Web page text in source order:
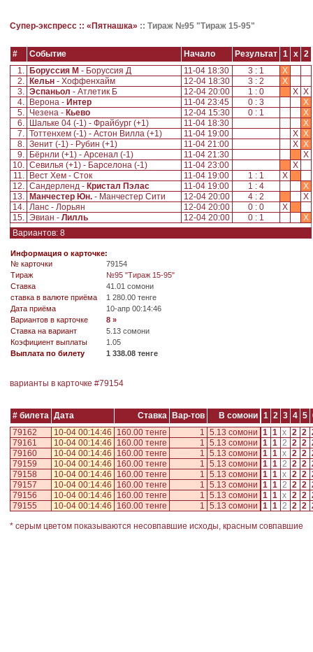
Супер-экспресс :: «Пятнашка» :: Тираж №95 "Тираж 15-95"
# Событие Начало Результат 1 x
2
1.
Боруссия М - Боруссия Д 11-04 18:30 3 : 1
X
2.
Кельн - Хоффенхайм 12-04 18:30 3 : 2
X
3. Эспаньол - Атлетик Б 12-04 20:00 1 : 0 X X
4.
Верона - Интер 11-04 23:45 0 : 3
X
5. Чезена - Кьево 12-04 15:30 0 : 1
X
6.
Шальке 04 (-1) - Фрайбург (+1) 11-04 18:30
X
7. Тоттенхем (-1) - Астон Вилла (+1) 11-04 19:00 X X
8. Зенит (-1) - Рубин (+1) 11-04 21:00 X X
9.
Бёрнли (+1) - Арсенал (-1) 11-04 21:30
X
10. Севилья (+1) - Барселона (-1) 11-04 23:00
X
11.
Вест Хем - Сток 11-04 19:00 1 : 1
X
12. Сандерленд - Кристал Пэлас 11-04 19:00 1 : 4
X
13.
Манчестер Юн. - Манчестер Сити 12-04 20:00 4 : 2
X
14. Ланс - Лорьян 12-04 20:00 0 : 0
X
15. Эвиан - Лилль 12-04 20:00 0 : 1
X
Вариантов: 8
Информация о карточке:
№ карточки
79154
Tираж
№95 "Тираж 15-95"
Ставка
41.01 сомони
ставка в валюте приёма
1 280.00 тенге
Дата приёма
10-апр 00:14:46
Вариантов в карточке
8 »
Ставка на вариант
5.13 сомони
Коэфициент выплаты
1.05
Выплата по билету
1 338.08 тенге
варианты в карточке #79154
# билета Дата Ставка Вар-тов В сомони 1 2 3 4 5
79162
10-04 00:14:46 160.00 тенге 1 5.13 сомони 1 1 x 2 2
79161
10-04 00:14:46 160.00 тенге 1 5.13 сомони 1 1 2 2 2
79160
10-04 00:14:46 160.00 тенге 1 5.13 сомони 1 1 x 2 2
79159
10-04 00:14:46 160.00 тенге 1 5.13 сомони 1 1 2 2 2
79158
10-04 00:14:46 160.00 тенге 1 5.13 сомони 1 1 x 2 2
79157
10-04 00:14:46 160.00 тенге 1 5.13 сомони 1 1 2 2 2
79156
10-04 00:14:46 160.00 тенге 1 5.13 сомони 1 1 x 2 2
79155
10-04 00:14:46 160.00 тенге 1 5.13 сомони 1 1 2 2 2
* серым цветом показываются несовпавшие исходы, красным совпавшие